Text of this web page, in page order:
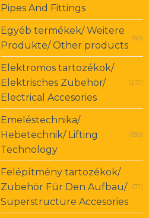
Pipes And Fittings
Egyéb termékek/ Weitere
Produkte/ Other products
(60)
Elektromos tartozékok/
Elektrisches Zubehör/
Electrical Accesories
(231)
Emeléstechnika/
Hebetechnik/ Lifting
Technology
(185)
Felépítmény tartozékok/
Zubehör Für Den Aufbau/
Superstructure Accesories
(71)